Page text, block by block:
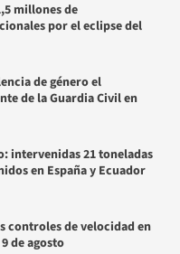
millones de
por el eclipse del
de género el
de la Guardia Civil en
intervenidas 21 toneladas
en España y Ecuador
controles de velocidad en
de agosto